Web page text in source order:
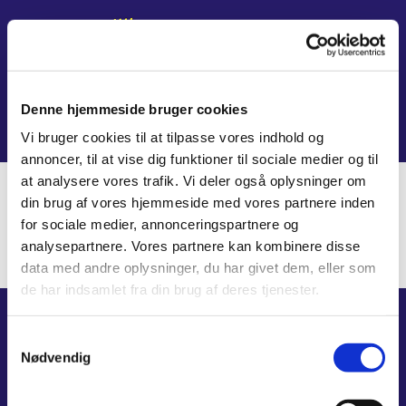
Denne hjemmeside bruger cookies
Vi bruger cookies til at tilpasse vores indhold og
annoncer, til at vise dig funktioner til sociale medier og til
at analysere vores trafik. Vi deler også oplysninger om
din brug af vores hjemmeside med vores partnere inden
for sociale medier, annonceringspartnere og
analysepartnere. Vores partnere kan kombinere disse
data med andre oplysninger, du har givet dem, eller som
de har indsamlet fra din brug af deres tjenester.
Nødvendig
4900 Nakskov